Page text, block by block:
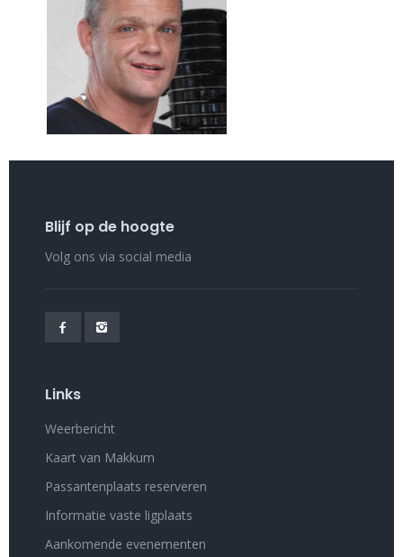
Blijf op de hoogte
Volg ons via social media
Links
Weerbericht
Kaart van Makkum
Passantenplaats reserveren
Informatie vaste ligplaats
Aankomende evenementen